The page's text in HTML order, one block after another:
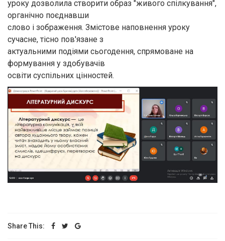
уроку дозволила створити образ "живого спілкування",
органічно поєднавши
слово і зображення. Змістове наповнення уроку
сучасне, тісно пов'язане з
актуальними подіями сьогодення, спрямоване на
формування у здобувачів
освіти суспільних цінностей.
Share This: